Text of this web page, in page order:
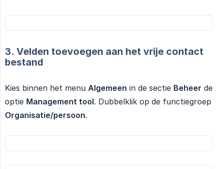
3. Velden toevoegen aan het vrije contact
bestand
Kies binnen het menu Algemeen in de sectie Beheer de
optie Management tool. Dubbelklik op de functiegroep
Organisatie/persoon.